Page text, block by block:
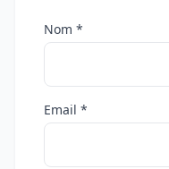
Nom *
Email *